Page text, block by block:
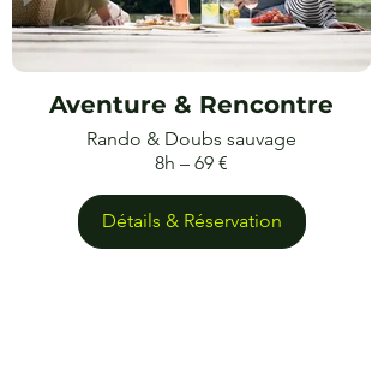
Aventure & Rencontre
Rando & Doubs sauvage
8h – 69 €
Détails & Réservation